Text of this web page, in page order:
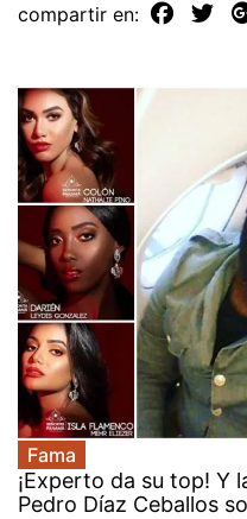
compartir en:
Fama
¡Experto da su top! Y
Pedro Díaz Ceballos